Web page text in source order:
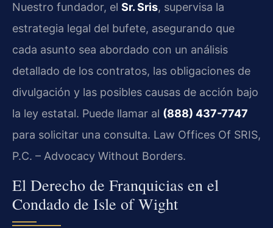
Nuestro fundador, el Sr. Sris, supervisa la
estrategia legal del bufete, asegurando que
cada asunto sea abordado con un análisis
detallado de los contratos, las obligaciones de
divulgación y las posibles causas de acción bajo
la ley estatal. Puede llamar al (888) 437-7747
para solicitar una consulta. Law Offices Of SRIS,
P.C. – Advocacy Without Borders.
El Derecho de Franquicias en el
Condado de Isle of Wight